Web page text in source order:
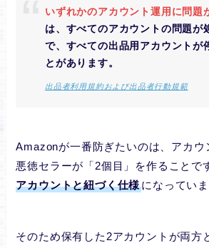
いずれかのアカウント運用に問題
は、すべてのアカウントの問題が
で、すべての出品用アカウントが
とがあります。
出品者利用規約および出品者行動規範
Amazonが一番防ぎたいのは、アカウ
悪徳セラーが「2個目」を作ることで
アカウントと紐づく仕様になっていま
そのため保有した2アカウントが両方